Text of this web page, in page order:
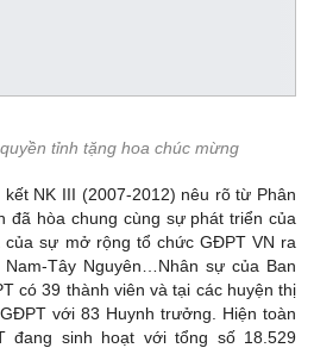
tỉnh tặng hoa chúc mừng
NK III (2007-2012) nêu rõ từ Phân
đã hòa chung cùng sự phát triển của
sự mở rộng tổ chức GĐPT VN ra
Nam-Tây Nguyên…Nhân sự của Ban
có 39 thành viên và tại các huyện thị
với 83 Huynh trưởng. Hiện toàn
đang sinh hoạt với tổng số 18.529